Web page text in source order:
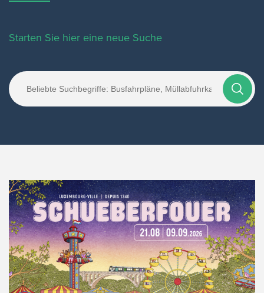
Starten Sie hier eine neue Suche